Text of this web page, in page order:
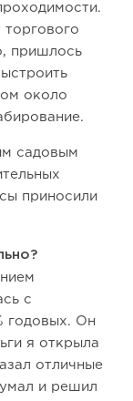
торгового
пришлось
около
садовым
приносили
с
годовых. Он
я открыла
отличные
и решил